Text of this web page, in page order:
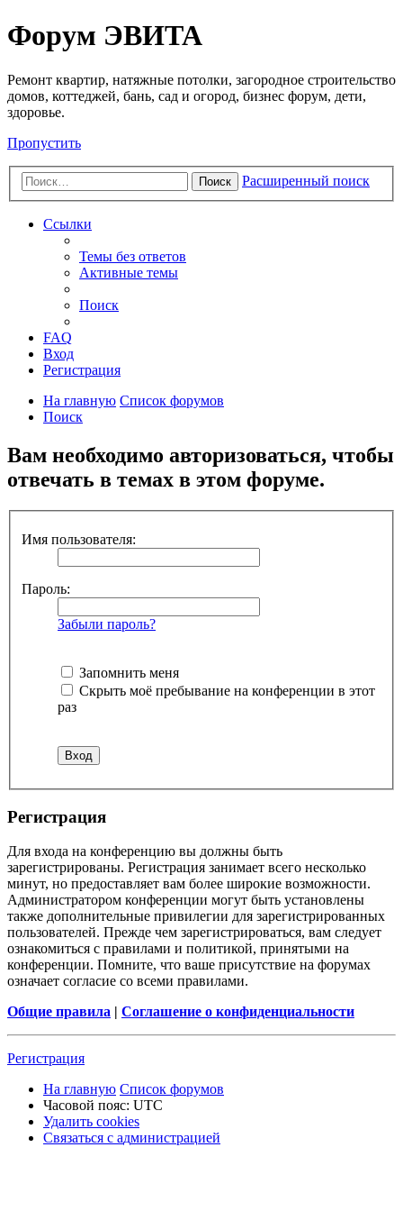
Регистрация
Форум ЭВИТА
Ремонт квартир, натяжные потолки, загородное строительство
домов, коттеджей, бань, сад и огород, бизнес форум, дети,
здоровье.
Пропустить
Поиск Расширенный поиск
Ссылки
Темы без ответов
Активные темы
Поиск
FAQ
Вход
Регистрация
На главную Список форумов
Поиск
Вам необходимо авторизоваться, чтобы
отвечать в темах в этом форуме.
Имя пользователя:
Пароль:
Забыли пароль?
Запомнить меня
Скрыть моё пребывание на конференции в этот
раз
Регистрация
Для входа на конференцию вы должны быть
зарегистрированы. Регистрация занимает всего несколько
минут, но предоставляет вам более широкие возможности.
Администратором конференции могут быть установлены
также дополнительные привилегии для зарегистрированных
пользователей. Прежде чем зарегистрироваться, вам следует
ознакомиться с правилами и политикой, принятыми на
конференции. Помните, что ваше присутствие на форумах
означает согласие со всеми правилами.
Общие правила | Соглашение о конфиденциальности
Регистрация
На главную Список форумов
Часовой пояс: UTC
Удалить cookies
Связаться
Связаться с администрацией